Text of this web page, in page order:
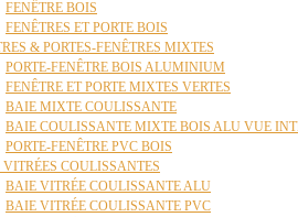
FENÊTRE BOIS
FENÊTRES ET PORTE BOIS
& PORTES-FENÊTRES MIXTES
PORTE-FENÊTRE BOIS ALUMINIUM
FENÊTRE ET PORTE MIXTES VERTES
BAIE MIXTE COULISSANTE
BAIE COULISSANTE MIXTE BOIS ALU VUE
PORTE-FENÊTRE PVC BOIS
COULISSANTES
BAIE VITRÉE COULISSANTE ALU
BAIE VITRÉE COULISSANTE PVC